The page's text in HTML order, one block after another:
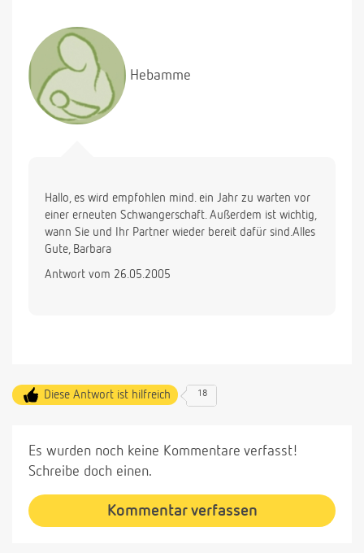
Hebamme
Hallo, es wird empfohlen mind. ein Jahr zu warten vor
einer erneuten Schwangerschaft. Außerdem ist wichtig,
wann Sie und Ihr Partner wieder bereit dafür sind.Alles
Gute, Barbara
Antwort vom 26.05.2005
Diese Antwort ist hilfreich 18
Es wurden noch keine Kommentare verfasst!
Schreibe doch einen.
Kommentar verfassen